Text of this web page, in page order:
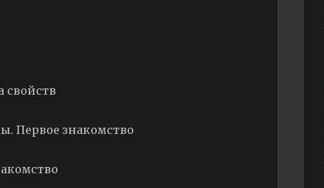
свойств
Первое знакомство